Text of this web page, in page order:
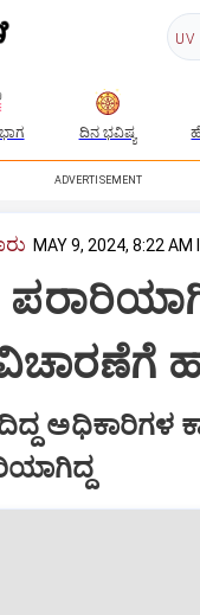
UV
ದಿನ ಭವಿಷ್ಯ
ADVERTISEMENT
MAY 9, 2024, 8:22 AM
ಅಧಿಕಾರಿಗಳ